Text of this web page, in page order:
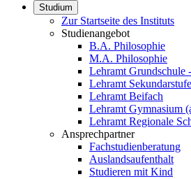
Studium
Zur Startseite des Instituts
Studienangebot
B.A. Philosophie
M.A. Philosophie
Lehramt Grundschule
Lehramt Sekundarstufe
Lehramt Beifach
Lehramt Gymnasium
Lehramt Regionale
Ansprechpartner
Fachstudienberatung
Auslandsaufenthalt
Studieren mit Kind